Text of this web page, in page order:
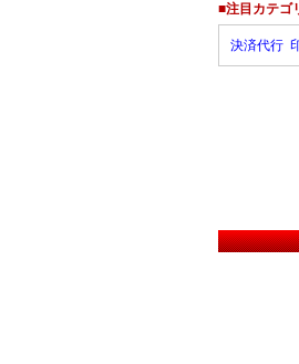
■注目カテゴ
決済代行